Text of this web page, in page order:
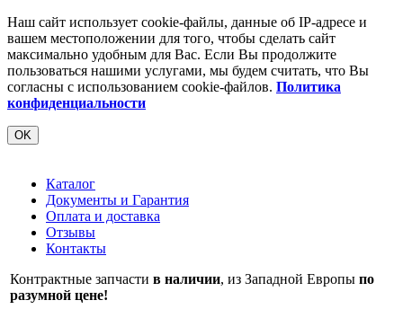
Наш сайт использует cookie-файлы, данные об IP-адресе и
вашем местоположении для того, чтобы сделать сайт
максимально удобным для Вас. Если Вы продолжите
пользоваться нашими услугами, мы будем считать, что Вы
согласны с использованием cookie-файлов. Политика
конфиденциальности
OK
Каталог
Документы и Гарантия
Оплата и доставка
Отзывы
Контакты
Контрактные запчасти в наличии, из Западной Европы по
разумной цене!